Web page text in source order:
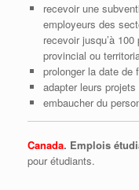
recevoir une
employeurs des
recevoir jusqu’à
provincial ou
prolonger la date de
adapter leurs
embaucher du
Canada. Emplois
pour étudiants.